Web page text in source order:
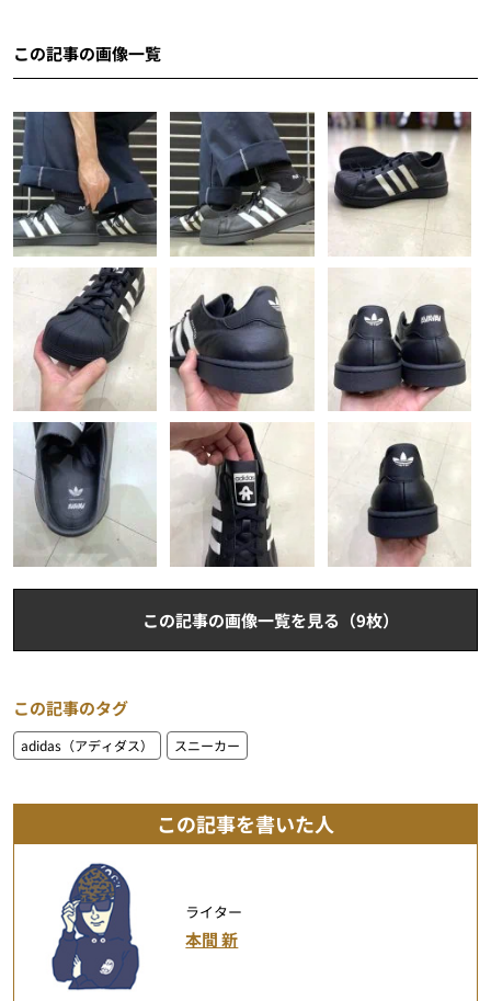
この記事の画像一覧
この記事の画像一覧を見る（9枚）
この記事のタグ
adidas（アディダス） スニーカー
この記事を書いた人
ライター
本間 新